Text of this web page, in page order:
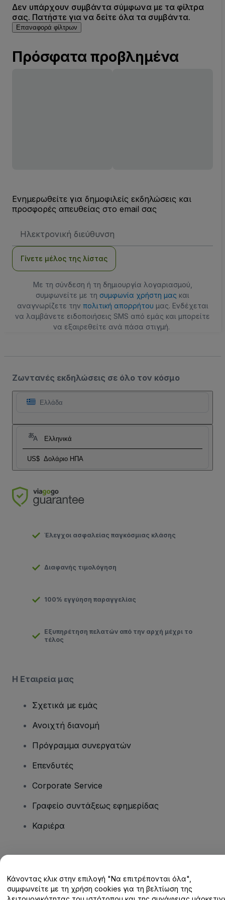
Δεν υπάρχουν συμβάντα σύμφωνα με τα φίλτρα
σας. Πατήστε για να δείτε όλα τα συμβάντα.
Επαναφορά φίλτρων
Πρόσφατα προβλημένα
Ενημερωθείτε για δημοφιλείς εκδηλώσεις και
προσφορές απευθείας στο email σας
Email
Γίνετε μέλος της λίστας
Με τη σύνδεση ή τη δημιουργία λογαριασμού,
συμφωνείτε με τη συμφωνία χρήστη μας και
αναγνωρίζετε την πολιτική απορρήτου μας. Ενδέχεται
να λαμβάνετε ειδοποιήσεις SMS από εμάς και μπορείτε
να εξαιρεθείτε ανά πάσα στιγμή.
Ζωντανές εκδηλώσεις σε όλο τον κόσμο
Ελλάδα
Ελληνικά
US$ Δολάριο ΗΠΑ
Έλεγχοι ασφαλείας παγκόσμιας κλάσης
Διαφανής τιμολόγηση
100% εγγύηση παραγγελίας
Εξυπηρέτηση πελατών από την αρχή μέχρι το
τέλος
Η Εταιρεία μας
Σχετικά με εμάς
Ανοιχτή διανομή
Πρόγραμμα συνεργατών
Επενδυτές
Corporate Service
Γραφείο συντάξεως εφημερίδας
Καριέρα
Κέντρο βοήθειας / Επικοινωνήστε μαζί μας
Κάνοντας κλικ στην επιλογή "Να επιτρέπονται όλα",
συμφωνείτε με τη χρήση cookies για τη βελτίωση της